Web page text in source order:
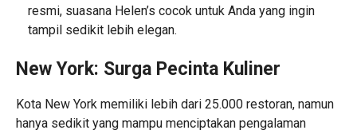
resmi, suasana Helen’s cocok untuk Anda yang ingin
tampil sedikit lebih elegan.
New York: Surga Pecinta Kuliner
Kota New York memiliki lebih dari 25.000 restoran, namun
hanya sedikit yang mampu menciptakan pengalaman